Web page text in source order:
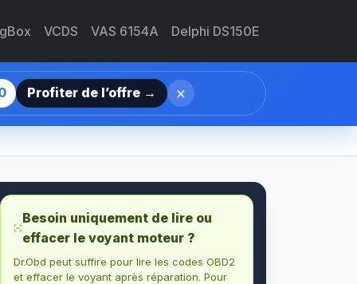
VCDS VAS 6154A Delphi DS150E
Profiter de l’offre → ×
Besoin uniquement de lire ou
effacer le voyant moteur ?
Dr.Obd peut suffire pour lire les codes OBD2
et effacer le voyant après réparation. Pour